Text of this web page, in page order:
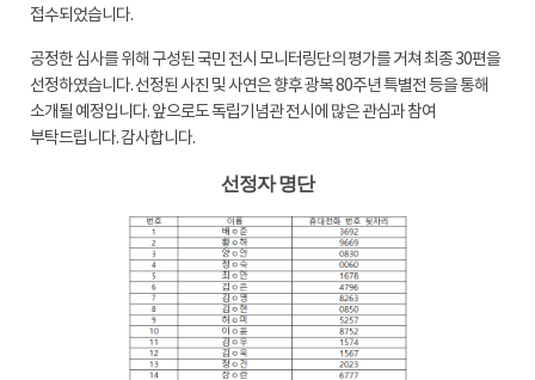
접수되었습니다.
공정한 심사를 위해 구성된 국민 전시 모니터링단의 평가를 거쳐 최종30편을
선정하였습니다.선정된 사진 및 사연은 향후 광복80주년 특별전 등을 통해
소개될 예정입니다.앞으로도 독립기념관 전시에 많은 관심과 참여
부탁드립니다.감사합니다.
선정자 명단